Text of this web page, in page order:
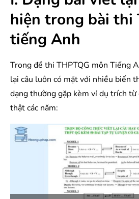
hiện trong bài thi
tiếng Anh
Trong đề thi THPTQG môn Tiếng
lại câu luôn có mặt với nhiều biến
dạng thường gặp kèm ví dụ trích từ
thật các năm: